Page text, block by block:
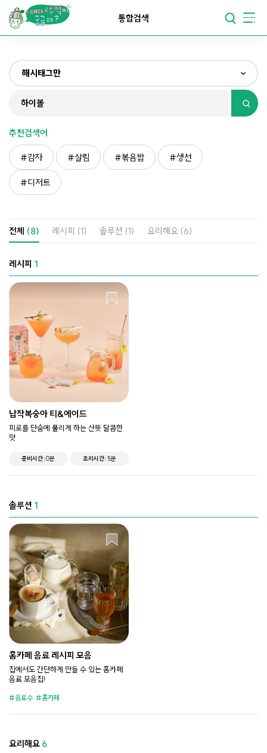
맛있어지는부엌
요리가쉬워지는부엌
통합검색
해시태그만
전체
재료만
해시태그만
추천검색어
감자 살림 볶음밥 생선
디저트
전체 (8) 레시피 (1) 솔루션 (1) 요리해요 (6)
레시피 1
납작복숭아 티&에이드
피로를 단숨에 풀리게 하는 산뜻 달콤한
맛
준비시간 0분 조리시간 5분
솔루션 1
홈카페 음료 레시피 모음
집에서도 간단하게 만들 수 있는 홈카페
음료 모음집!
음료수 홈카페
요리해요 6